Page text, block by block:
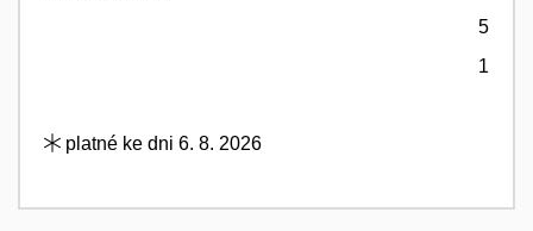
5
1
platné ke dni 6. 8. 2026